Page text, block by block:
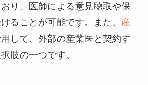
り、医師による意見聴取や保
ることが可能です。また、 産
して、外部の産業医と契約す
肢の一つです。